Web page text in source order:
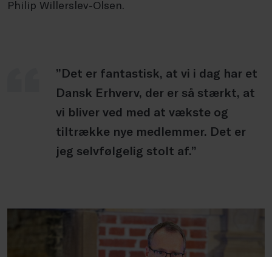
Philip Willerslev-Olsen.
”Det er fantastisk, at vi i dag har et
Dansk Erhverv, der er så stærkt, at
vi bliver ved med at vækste og
tiltrække nye medlemmer. Det er
jeg selvfølgelig stolt af.”